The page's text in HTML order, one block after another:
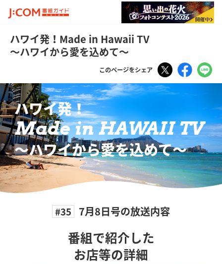
ハワイ発！Made in Hawaii TV
～ハワイから愛を込めて～
このページをシェア Tweet
ハワイ発！
Made in HAWAII TV
〜ハワイから愛を込めて〜
#35 7月8日号の放送内容
番組で紹介した
お店等の詳細